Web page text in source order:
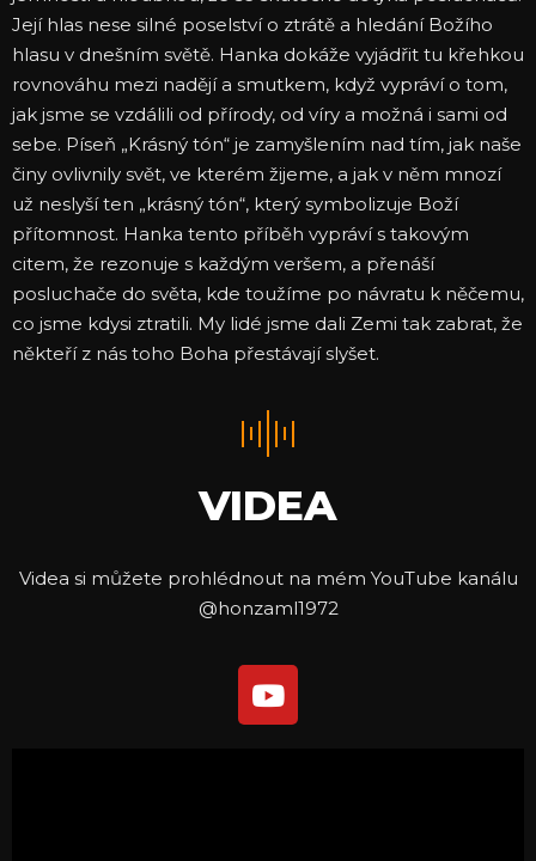
Její hlas nese silné poselství o ztrátě a hledání Božího
hlasu v dnešním světě. Hanka dokáže vyjádřit tu křehkou
rovnováhu mezi nadějí a smutkem, když vypráví o tom,
jak jsme se vzdálili od přírody, od víry a možná i sami od
sebe. Píseň „Krásný tón“ je zamyšlením nad tím, jak naše
činy ovlivnily svět, ve kterém žijeme, a jak v něm mnozí
už neslyší ten „krásný tón“, který symbolizuje Boží
přítomnost. Hanka tento příběh vypráví s takovým
citem, že rezonuje s každým veršem, a přenáší
posluchače do světa, kde toužíme po návratu k něčemu,
co jsme kdysi ztratili. My lidé jsme dali Zemi tak zabrat, že
někteří z nás toho Boha přestávají slyšet.
VIDEA
Videa si můžete prohlédnout na mém YouTube kanálu
@honzaml1972